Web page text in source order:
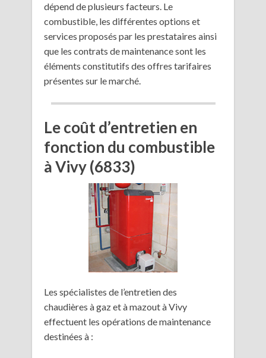
dépend de plusieurs facteurs. Le
combustible, les différentes options et
services proposés par les prestataires ainsi
que les contrats de maintenance sont les
éléments constitutifs des offres tarifaires
présentes sur le marché.
Le coût d’entretien en
fonction du combustible
à Vivy (6833)
Les spécialistes de l’entretien des
chaudières à gaz et à mazout à Vivy
effectuent les opérations de maintenance
destinées à :